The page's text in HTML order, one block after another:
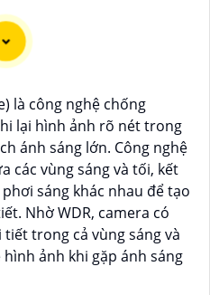
pháp an ninh hiệu quả và
Wifi Ezviz - dòng sản
kết nối thông minh qua
bạn giám sát ngôi nhà
nơi chỉ bằng một chiếc
mang lại chất lượng
giải cao, cho phép bạn
cách dễ dàng. Đừng bỏ lỡ
giá rẻ chính hãng để
bạn ngay hôm nay!"
là công nghệ chống
lại hình ảnh rõ nét trong
ánh sáng lớn. Công nghệ
các vùng sáng và tối, kết
sáng khác nhau để tạo
Nhờ WDR, camera có
trong cả vùng sáng và
ảnh khi gặp ánh sáng